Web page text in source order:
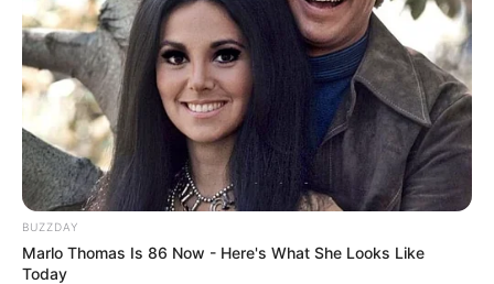
BUZZDAY
Marlo Thomas Is 86 Now - Here's What She Looks Like
Today